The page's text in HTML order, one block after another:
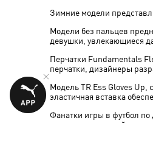
Зимние модели
Модели без пальцев
девушки, увлекающиеся
Перчатки Fundamentals
перчатки, дизайнеры
Модель TR Ess Gloves Up,
эластичная вставка
Фанатки игры в футбол по
детали каждого